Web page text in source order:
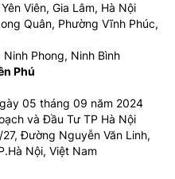
Viên, Gia Lâm, Hà Nội
Quân, Phường Vĩnh Phúc,
Phong, Ninh Bình
Phú
05 tháng 09 năm 2024
và Đầu Tư TP Hà Nội
Đường Nguyễn Văn Linh,
Nội, Việt Nam